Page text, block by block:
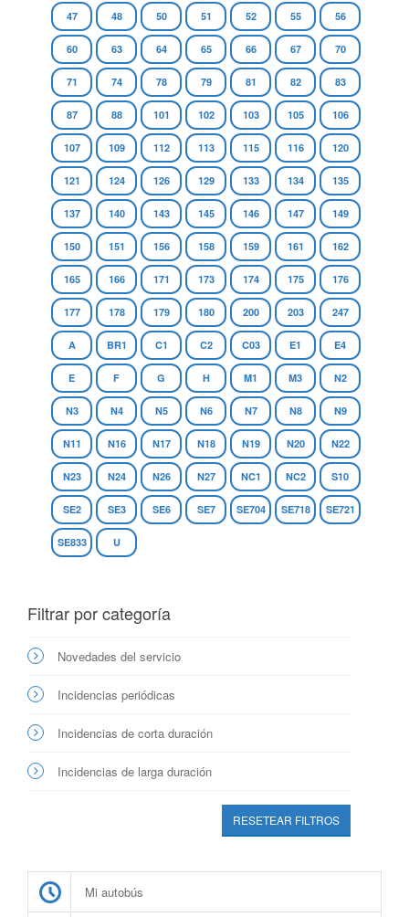
47 48 50 51 52 55 56
60 63 64 65 66 67 70
71 74 78 79 81 82 83
87 88 101 102 103 105 106
107 109 112 113 115 116 120
121 124 126 129 133 134 135
137 140 143 145 146 147 149
150 151 156 158 159 161 162
165 166 171 173 174 175 176
177 178 179 180 200 203 247
A BR1 C1 C2 C03 E1 E4
E F G H M1 M3 N2
N3 N4 N5 N6 N7 N8 N9
N11 N16 N17 N18 N19 N20 N22
N23 N24 N26 N27 NC1 NC2 S10
SE2 SE3 SE6 SE7 SE704 SE718 SE721
SE833 U
Filtrar por categoría
Novedades del servicio
Incidencias periódicas
Incidencias de corta duración
Incidencias de larga duración
RESETEAR FILTROS
Mi autobús